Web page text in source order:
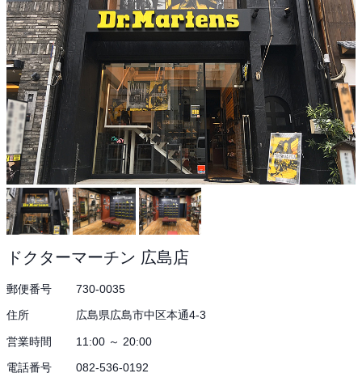
ドクターマーチン 広島店
郵便番号 730-0035
住所 広島県広島市中区本通4-3
営業時間 11:00 ～ 20:00
電話番号 082-536-0192